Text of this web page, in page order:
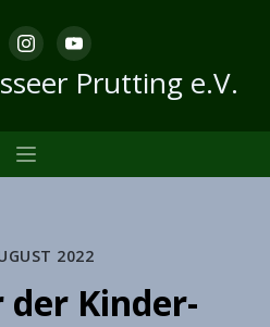
Prutting e.V.
2022
Kinder-